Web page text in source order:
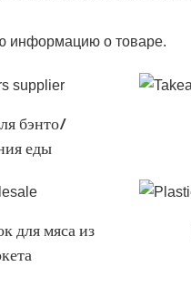
информацию о товаре.
бэнто/
еды
для мяса из